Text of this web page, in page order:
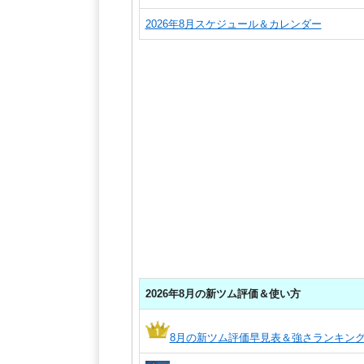
2026年8月スケジュール＆カレンダー
2026年8月の新ツム評価＆使い方
8月の新ツム評価早見表＆強さランキン